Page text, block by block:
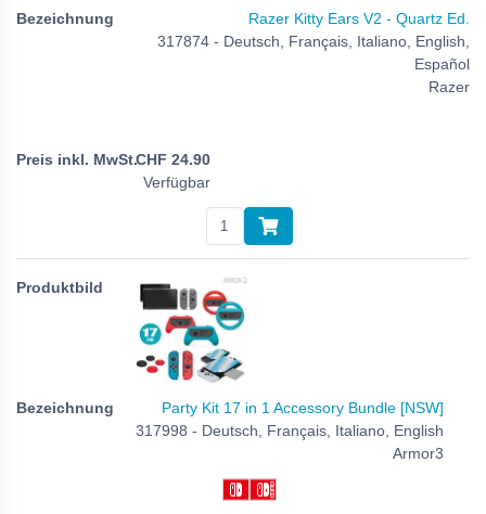
Razer Kitty Ears V2 - Quartz Ed.
317874 - Deutsch, Français, Italiano, English,
Español
Razer
CHF 24.90
Verfügbar
Party Kit 17 in 1 Accessory Bundle [NSW]
317998 - Deutsch, Français, Italiano, English
Armor3